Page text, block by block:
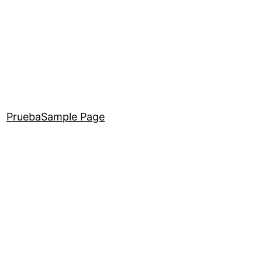
PruebaSample Page